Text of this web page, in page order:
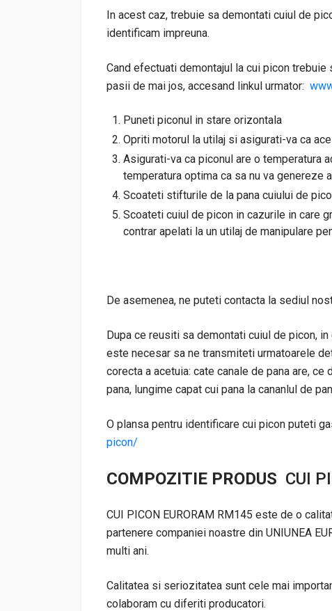
In acest caz, trebuie sa demontati cuiul de
identificam impreuna.
Cand efectuati demontajul la cui picon
pasii de mai jos, accesand linkul urmator:
Puneti piconul in stare orizontala
Opriti motorul la utilaj si asigurati-va ca
Asigurati-va ca piconul are o temperatura
temperatura optima ca sa nu va genereze
Scoateti stifturile de la pana cuiului de
Scoateti cuiul de picon in cazurile in care
contrar apelati la un utilaj de manipulare
De asemenea, ne puteti contacta la sediul
Dupa ce reusiti sa demontati cuiul de picon,
este necesar sa ne transmiteti urmatoarele
corecta a acetuia: cate canale de pana are,
pana, lungime capat cui pana la cananlul de
O plansa pentru identificare cui picon puteti
picon/
COMPOZITIE PRODUS CUI
CUI PICON EURORAM RM145 este de o
partenere companiei noastre din UNIUNEA
multi ani.
Calitatea si seriozitatea sunt cele mai
colaboram cu diferiti producatori.